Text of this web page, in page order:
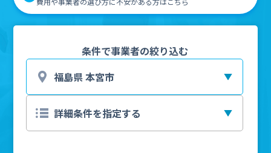
条件で事業者の絞り込む